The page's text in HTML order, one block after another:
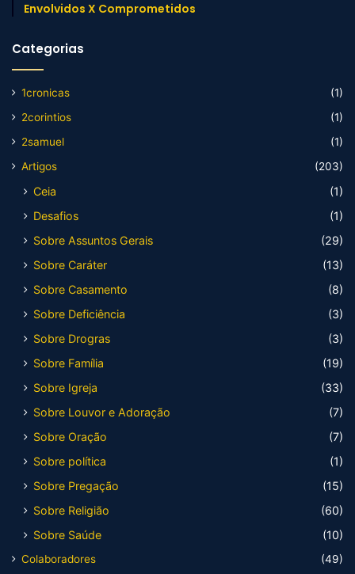
Envolvidos X Comprometidos
Categorias
1cronicas
(1)
2corintios
(1)
2samuel
(1)
Artigos
(203)
Ceia
(1)
Desafios
(1)
Sobre Assuntos Gerais
(29)
Sobre Caráter
(13)
Sobre Casamento
(8)
Sobre Deficiência
(3)
Sobre Drogras
(3)
Sobre Família
(19)
Sobre Igreja
(33)
Sobre Louvor e Adoração
(7)
Sobre Oração
(7)
Sobre política
(1)
Sobre Pregação
(15)
Sobre Religião
(60)
Sobre Saúde
(10)
Colaboradores (49)